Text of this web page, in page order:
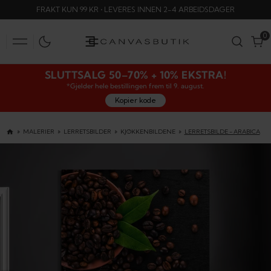
TIL
FRAKT KUN 99 KR • LEVERES INNEN 2-4 ARBEIDSDAGER
00
SLUTTSALG 50–70% + 10% EKSTRA!
*Gjelder hele bestillingen frem til 9. august.
Kopier kode
MALERIER LERRETSBILDER KJØKKENBILDENE LERRETSBILDE - ARABICA